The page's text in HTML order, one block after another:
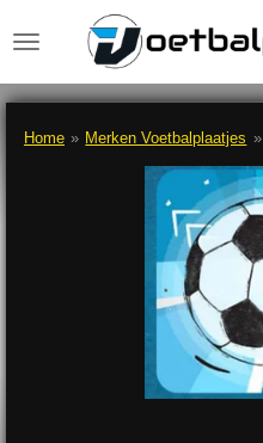
direct
de
Home » Merken Voetbalplaatjes »